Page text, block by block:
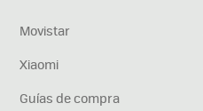
Movistar
Xiaomi
Guías de compra